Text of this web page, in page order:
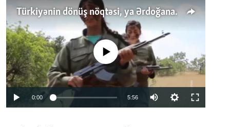
Türkiyənin dönüş nöqtəsi, ya Ərdoğana üçüncü şans: PKK ilə qəfil barışıq nə deməkdir?
No media source currently available
0:00 5:56